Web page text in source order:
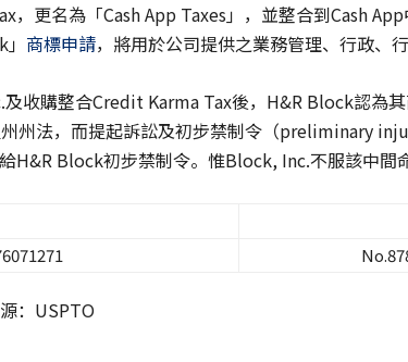
，更名為「Cash App Taxes」，並整合到Cash
商標申請，將用於公司提供之業務管理、行政、
收購整合Credit Karma Tax後，H&R Block認為
州法，而提起訴訟及初步禁制令（preliminary
H&R Block初步禁制令。惟Block, Inc.不服該中間
：USPTO